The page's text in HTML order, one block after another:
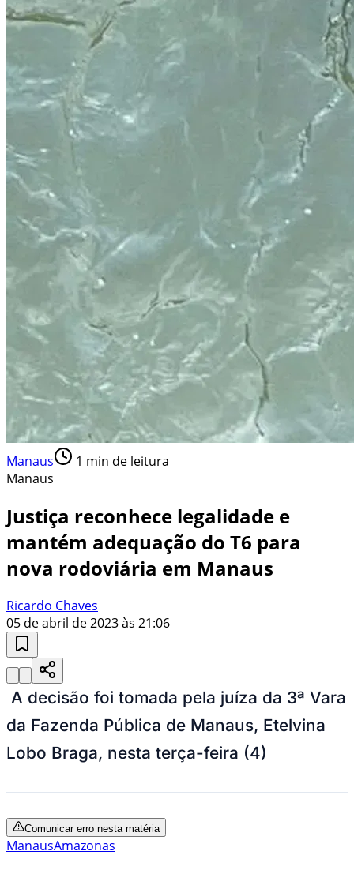
Manaus 1 min de leitura
Manaus
Justiça reconhece legalidade e
mantém adequação do T6 para
nova rodoviária em Manaus
Ricardo Chaves
05 de abril de 2023 às 21:06
A decisão foi tomada pela juíza da 3ª Vara
da Fazenda Pública de Manaus, Etelvina
Lobo Braga, nesta terça-feira (4)
Comunicar erro nesta matéria
ManausAmazonas